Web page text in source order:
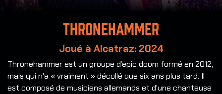
Thronehammer
Joué à Alcatraz: 2024
Thronehammer est un groupe d’epic doom formé en 2012,
mais qui n'a « vraiment » décollé que six ans plus tard. Il
est composé de musiciens allemands et d'une chanteuse